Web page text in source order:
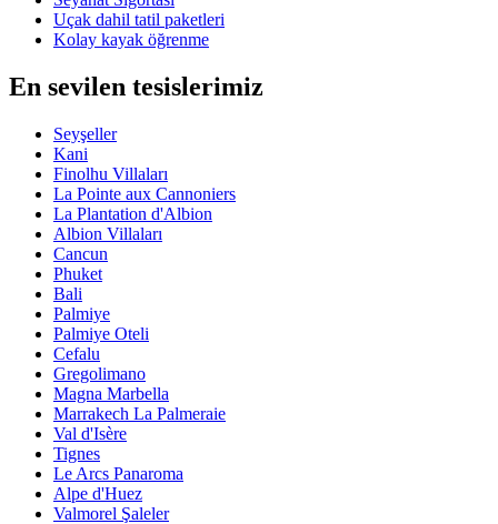
Uçak dahil tatil paketleri
Kolay kayak öğrenme
En sevilen tesislerimiz
Seyşeller
Kani
Finolhu Villaları
La Pointe aux Cannoniers
La Plantation d'Albion
Albion Villaları
Cancun
Phuket
Bali
Palmiye
Palmiye Oteli
Cefalu
Gregolimano
Magna Marbella
Marrakech La Palmeraie
Val d'Isère
Tignes
Le Arcs Panaroma
Alpe d'Huez
Valmorel Şaleler